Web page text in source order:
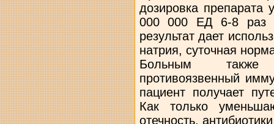
дозировка препарата
000 000 ЕД 6-8 раз
результат дает
натрия, суточная
Больным также
противоязвенный
пациент получает
Как только
отечность,